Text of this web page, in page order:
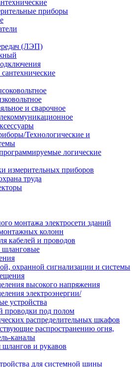
приборы
(ЛЭП)
и сварочное
Технологические и
логические
измерительных приборов
труда
монтажа электросети зданий
колонн
кабелей и проводов
охранной сигнализации и системы
высокого напряжения
электроэнергии/
устройства
проводки под полом
распределительных шкафов
распространению огня,
каналы
и рукавов
для системной шины